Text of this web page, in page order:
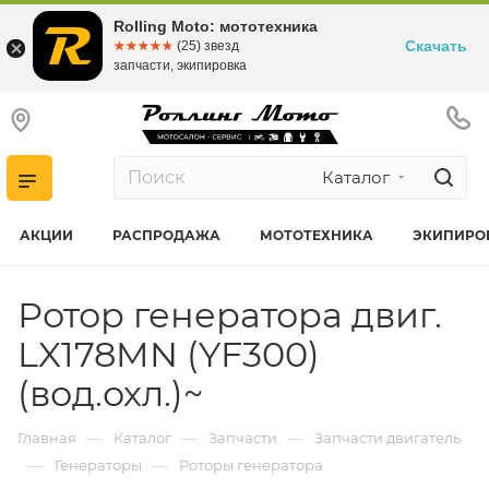
Каталог
АКЦИИ РАСПРОДАЖА МОТОТЕХНИКА
Ротор генератора двиг.
LX178MN (YF300)
(вод.охл.)~
Главная — Каталог — Запчасти — Запчасти двигатель
— Генераторы — Роторы генератора
Rolling Moto: мототехника
☆☆☆☆☆
★★★★★ (25) звезд
запчасти, экипировка
Скачать